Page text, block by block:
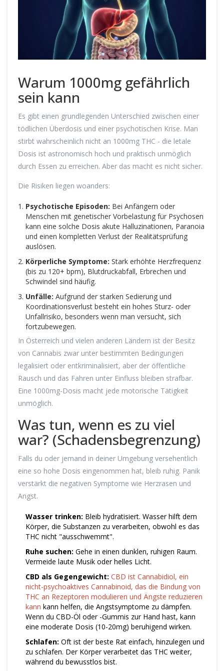
Warum 1000mg gefährlich
sein kann
Es gibt einen grundlegenden Unterschied zwischen einer
tödlichen Überdosis und einer psychotischen Krise. Man
stirbt wahrscheinlich nicht an 1000mg THC - die letale
Dosis ist astronomisch hoch und praktisch unmöglich
durch Essen zu erreichen. Aber das macht es nicht sicher.
Die Risiken liegen woanders:
Psychotische Episoden: Bei Anfängern oder
Menschen mit genetischer Vorbelastung für Psychosen
kann eine solche Dosis akute Halluzinationen, Paranoia
und einen kompletten Verlust der Realitätsprüfung
auslösen.
Körperliche Symptome: Stark erhöhte Herzfrequenz
(bis zu 120+ bpm), Blutdruckabfall, Erbrechen und
Schwindel sind häufig.
Unfälle: Aufgrund der starken Sedierung und
Koordinationsverlust besteht ein hohes Sturz- oder
Unfallrisiko, besonders wenn man versucht, sich
fortzubewegen.
In Österreich und vielen anderen Ländern ist der Besitz
von Cannabis zwar unter bestimmten Bedingungen
legalisiert oder entkriminalisiert, aber der öffentliche
Rausch und das Fahren unter Einfluss bleiben strafbar.
Eine 1000mg-Dosis macht jede motorische Tätigkeit
unmöglich.
Was tun, wenn es zu viel
war? (Schadensbegrenzung)
Falls du oder jemand in deiner Umgebung versehentlich
eine so hohe Dosis eingenommen hat, bleib ruhig. Panik
verstärkt die negativen Symptome wie Herzrasen und
Angst.
Wasser trinken: Bleib hydratisiert. Wasser hilft dem
Körper, die Substanzen zu verarbeiten, obwohl es das
THC nicht "ausschwemmt".
Ruhe suchen: Gehe in einen dunklen, ruhigen Raum.
Vermeide laute Musik oder helles Licht.
CBD als Gegengewicht: CBD ist Cannabidiol, ein
nicht-psychoaktives Cannabinoid, das die Bindung von
THC an Rezeptoren modulieren und Ängste reduzieren
kann kann helfen, die Angstsymptome zu dämpfen.
Wenn du CBD-Öl oder -Gummis zur Hand hast, kann
eine moderate Dosis (10-20mg) beruhigend wirken.
Schlafen: Oft ist der beste Rat einfach, hinzulegen und
zu schlafen. Der Körper verarbeitet das THC weiter,
während du bewusstlos bist.